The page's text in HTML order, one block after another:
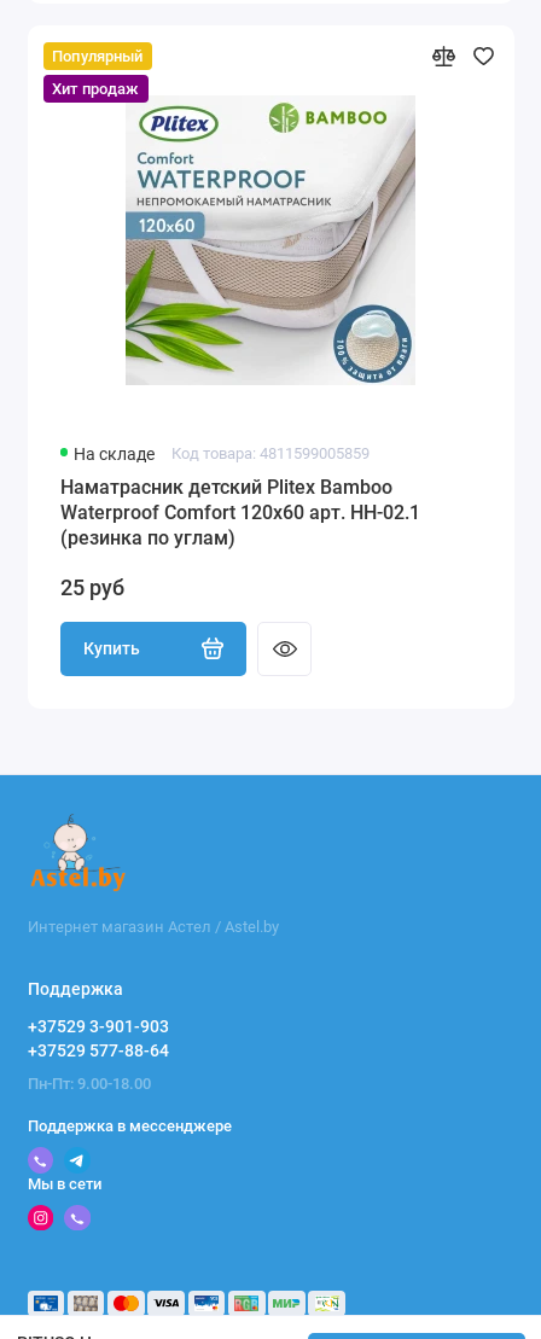
Популярный
Хит продаж
На складе Код товара: 4811599005859
Наматрасник детский Plitex Bamboo
Waterproof Comfort 120х60 арт. НН-02.1
(резинка по углам)
25 руб
Купить
Интернет магазин Астел / Astel.by
Поддержка
+37529 3-901-903
+37529 577-88-64
Пн-Пт: 9.00-18.00
Поддержка в мессенджере
Мы в сети